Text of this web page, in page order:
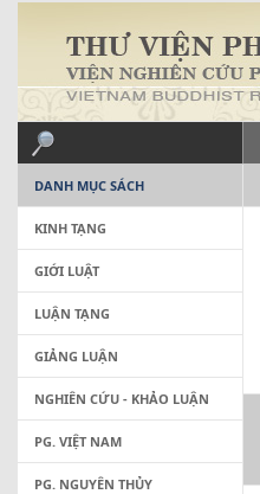
DANH MỤC SÁCH
KINH TẠNG
GIỚI LUẬT
LUẬN TẠNG
GIẢNG LUẬN
NGHIÊN CỨU - KHẢO LUẬN
PG. VIỆT NAM
PG. NGUYÊN THỦY